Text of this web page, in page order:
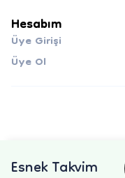
Esnek Takvim
Hesabım
Üye Girişi
Üye Ol